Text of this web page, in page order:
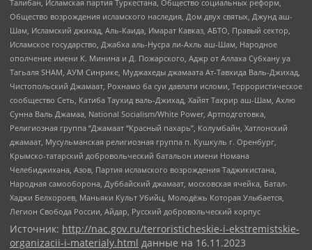
Талибан, Исламская партия Туркестана, Общество социальных реформ,
Общество возрождения исламского наследия, Дом двух святых, Джунд аш-
Шам, Исламский джихад, Аль-Каида, Имарат Кавказ, АБТО, Правый сектор,
Исламское государство, Джабха аль-Нусра ли-Ахль аш-Шам, Народное
ополчение имени К. Минина и Д. Пожарского, Аджр от Аллаха Субхану уа
Тагьаля SHAM, АУМ Синрике, Муджахеды джамаата Ат-Тавхида Валь-Джихад,
Чистопольский Джамаат, Рохнамо ба суи давлати исломи, Террористическое
сообщество Сеть, Катиба Таухид валь-Джихад, Хайят Тахрир аш-Шам, Ахлю
Сунна Валь Джамаа, National Socialism/White Power, Артподготовка,
Религиозная группа “Джамаат “Красный пахарь”, Колумбайн, Хатлонский
джамаат, Мусульманская религиозная группа п. Кушкуль г. Оренбург,
Крымско-татарский добровольческий батальон имени Номана
Челебиджихана, Азов, Партия исламского возрождения Таджикистана,
Народная самооборона, Дуббайский джамаат, московская ячейка, Батал-
Хаджи Белхороев, Маньяки Культ Убийц, Молодёжь Которая Улыбается,
Легион Свобода России, Айдар, Русский добровольческий корпус
Источник: http://nac.gov.ru/terroristicheskie-i-ekstremistskie-
organizacii-i-materialy.html данные на 16.11.2023